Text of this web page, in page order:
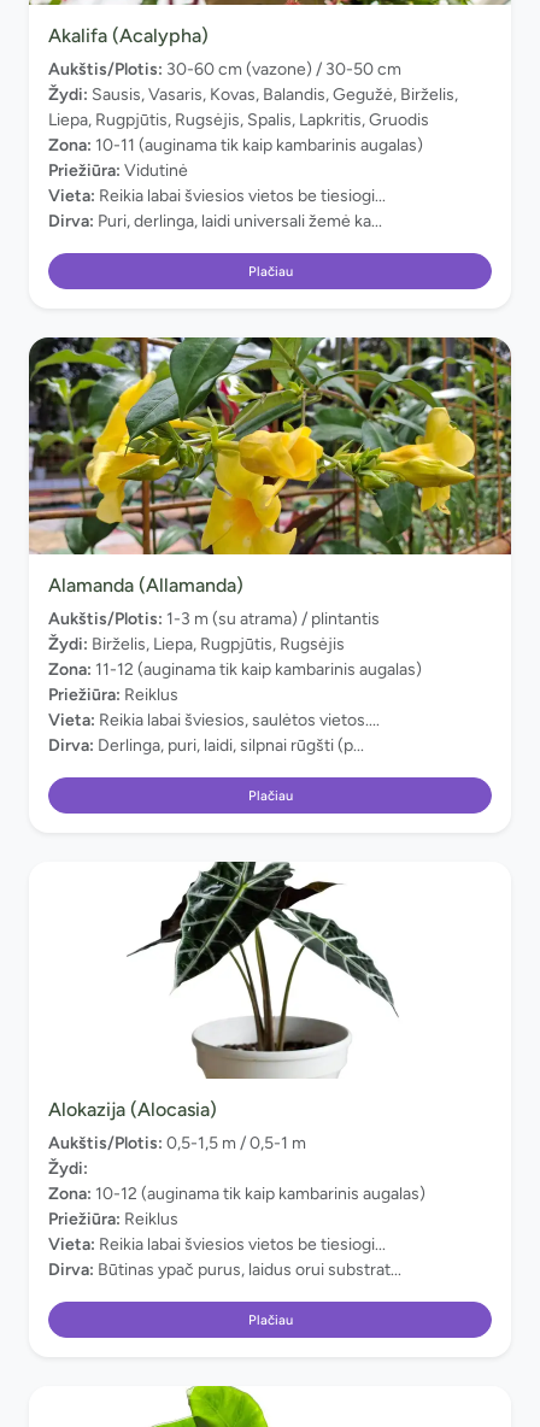
Akalifa (Acalypha)
Aukštis/Plotis: 30-60 cm (vazone) / 30-50 cm
Žydi: Sausis, Vasaris, Kovas, Balandis, Gegužė, Birželis,
Liepa, Rugpjūtis, Rugsėjis, Spalis, Lapkritis, Gruodis
Zona: 10-11 (auginama tik kaip kambarinis augalas)
Priežiūra: Vidutinė
Vieta: Reikia labai šviesios vietos be tiesiogi...
Dirva: Puri, derlinga, laidi universali žemė ka...
Plačiau
Alamanda (Allamanda)
Aukštis/Plotis: 1-3 m (su atrama) / plintantis
Žydi: Birželis, Liepa, Rugpjūtis, Rugsėjis
Zona: 11-12 (auginama tik kaip kambarinis augalas)
Priežiūra: Reiklus
Vieta: Reikia labai šviesios, saulėtos vietos....
Dirva: Derlinga, puri, laidi, silpnai rūgšti (p...
Plačiau
Alokazija (Alocasia)
Aukštis/Plotis: 0,5-1,5 m / 0,5-1 m
Žydi:
Zona: 10-12 (auginama tik kaip kambarinis augalas)
Priežiūra: Reiklus
Vieta: Reikia labai šviesios vietos be tiesiogi...
Dirva: Būtinas ypač purus, laidus orui substrat...
Plačiau